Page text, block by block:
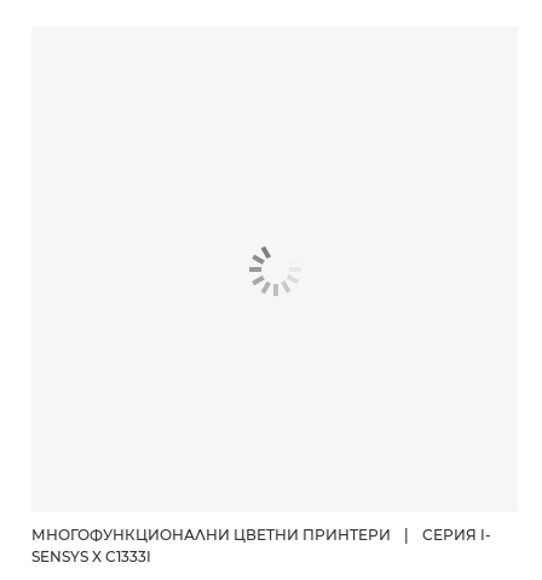
МНОГОФУНКЦИОНАЛНИ ЦВЕТНИ ПРИНТЕРИ
СЕРИЯ I-
SENSYS X C1333I